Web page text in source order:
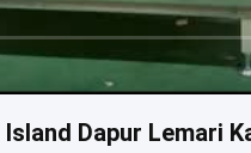
Dapur Lemari